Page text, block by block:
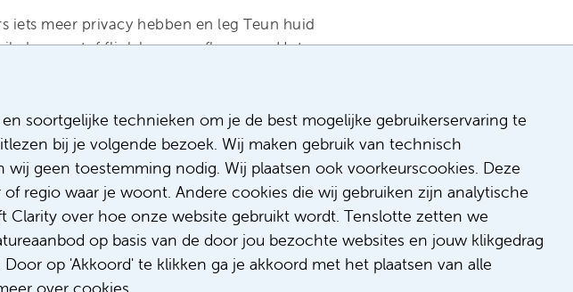
soortgelijke technieken om je de best mogelijke gebruikerservaring te
bij je volgende bezoek. Wij maken gebruik van technisch
geen toestemming nodig. Wij plaatsen ook voorkeurscookies. Deze
regio waar je woont. Andere cookies die wij gebruiken zijn analytische
Clarity over hoe onze website gebruikt wordt. Tenslotte zetten we
op basis van de door jou bezochte websites en jouw klikgedrag
op 'Akkoord' te klikken ga je akkoord met het plaatsen van alle
iets meer privacy hebben en leg Teun huid
de zuurstof flink kunnen afbouwen. Het
Dagelijks zorgt zij samen
en meest kwetsbare patiëntjes.
geeft zij, samen met haar
maar ook indrukwekkende afdeling.
op de IC-neonatologie afdeling? Bekijk